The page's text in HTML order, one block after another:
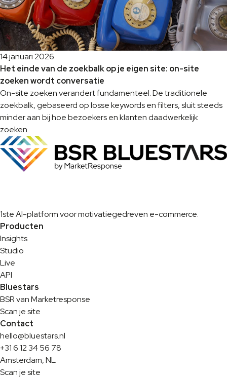
14 januari 2026
Het einde van de zoekbalk op je eigen site: on-site
zoeken wordt conversatie
On-site zoeken verandert fundamenteel. De traditionele
zoekbalk, gebaseerd op losse keywords en filters, sluit steeds
minder aan bij hoe bezoekers en klanten daadwerkelijk
zoeken.
1ste AI-platform voor motivatiegedreven e-commerce.
Producten
Insights
Studio
Live
API
Bluestars
BSR van Marketresponse
Scan je site
Contact
hello@bluestars.nl
+31 6 12 34 56 78
Amsterdam, NL
Scan je site